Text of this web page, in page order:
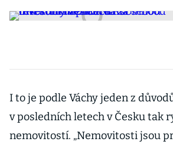
I to je podle Váchy jeden z
v posledních letech v Česku tak
nemovitostí. „Nemovitosti jsou